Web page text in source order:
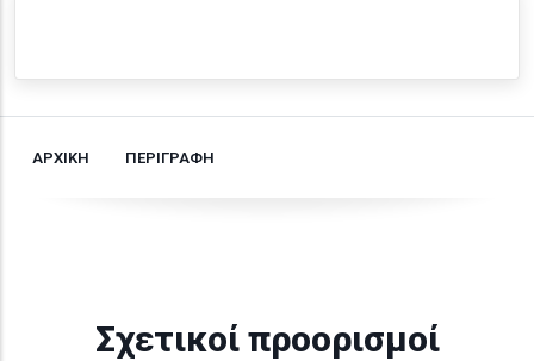
ΑΡΧΙΚΗ ΠΕΡΙΓΡΑΦΗ
Σχετικοί προορισμοί